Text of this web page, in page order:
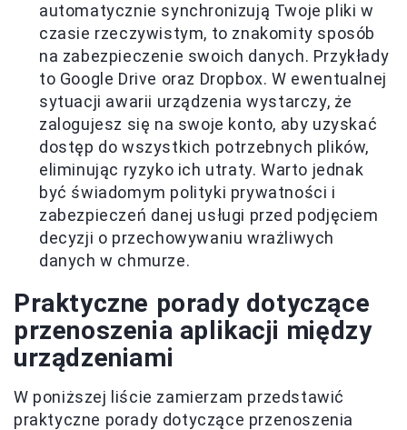
automatycznie synchronizują Twoje pliki w
czasie rzeczywistym, to znakomity sposób
na zabezpieczenie swoich danych. Przykłady
to Google Drive oraz Dropbox. W ewentualnej
sytuacji awarii urządzenia wystarczy, że
zalogujesz się na swoje konto, aby uzyskać
dostęp do wszystkich potrzebnych plików,
eliminując ryzyko ich utraty. Warto jednak
być świadomym polityki prywatności i
zabezpieczeń danej usługi przed podjęciem
decyzji o przechowywaniu wrażliwych
danych w chmurze.
Praktyczne porady dotyczące
przenoszenia aplikacji między
urządzeniami
W poniższej liście zamierzam przedstawić
praktyczne porady dotyczące przenoszenia